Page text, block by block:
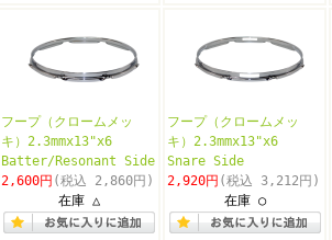
フープ（クロームメッ
キ）2.3mmx13"x6
Batter/Resonant Side
2,600円 (税込 2,860円)
在庫 △
フープ（クロームメッ
キ）2.3mmx13"x6
Snare Side
2,920円 (税込 3,212円)
在庫 ○